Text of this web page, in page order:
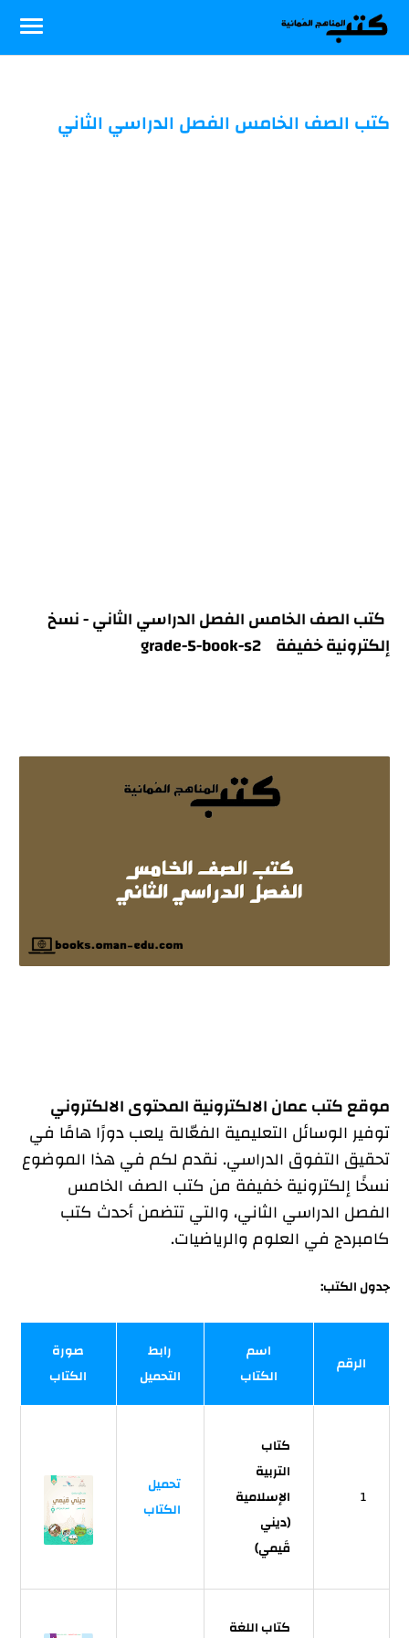
كتب الصف الخامس الفصل الدراسي الثاني
كتب الصف الخامس الفصل الدراسي الثاني - نسخ
إلكترونية خفيفة grade-5-book-s2
موقع كتب عمان الالكترونية المحتوى الالكتروني
توفير الوسائل التعليمية الفعّالة يلعب دورًا هامًا في
تحقيق التفوق الدراسي. نقدم لكم في هذا الموضوع
نسخًا إلكترونية خفيفة من كتب الصف الخامس
الفصل الدراسي الثاني، والتي تتضمن أحدث كتب
كامبردج في العلوم والرياضيات.
جدول الكتب:
الرقم
اسم
الكتاب
رابط
التحميل
صورة
الكتاب
1
كتاب
التربية
الإسلامية
(ديني
قَيمي)
تحميل
الكتاب
كتاب اللغة